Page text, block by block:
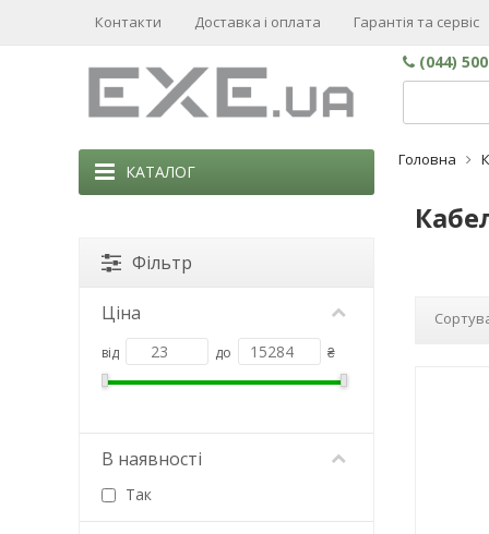
Контакти Доставка і оплата Гарантія та сервіс
(044)
КАТАЛОГ
Головна
Фільтр
Ціна
від до ₴
В наявності
Так